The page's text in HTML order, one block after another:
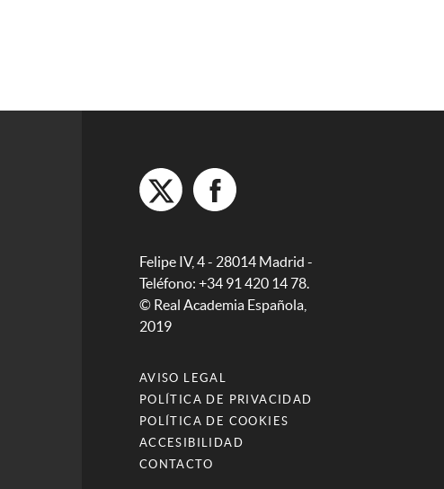
Felipe IV, 4 - 28014 Madrid -
Teléfono: +34 91 420 14 78.
© Real Academia Española,
2019
AVISO LEGAL
POLÍTICA DE PRIVACIDAD
POLÍTICA DE COOKIES
ACCESIBILIDAD
CONTACTO